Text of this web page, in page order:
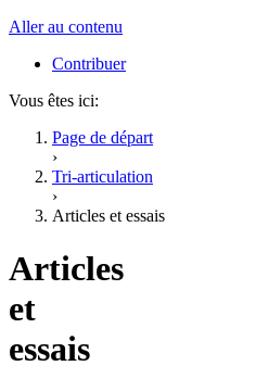
Aller au contenu
Contribuer
Vous êtes ici:
Page de départ
›
Tri-articulation
›
Articles et essais
Articles
et
essais